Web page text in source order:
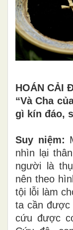
HOÁN CẢI
“Và Cha
gì kín đáo,
Suy niệm:
nhìn lại
người là
nên theo
tội lỗi làm
ta cần được
cứu được